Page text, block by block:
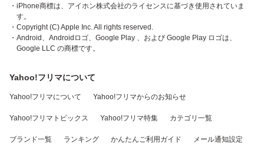
・iPhone商標は、アイホン株式会社のライセンスに基づき使用されていま
す。
・Copyright (C) Apple Inc. All rights reserved.
・Android、Androidロゴ、Google Play 、および Google Play ロゴは、
Google LLC の商標です。
Yahoo!フリマについて
Yahoo!フリマについて Yahoo!フリマからのお知らせ
Yahoo!フリマトピックス Yahoo!フリマ特集 カテゴリ一覧
ブランド一覧 ランキング かんたんご利用ガイド メール通知設定